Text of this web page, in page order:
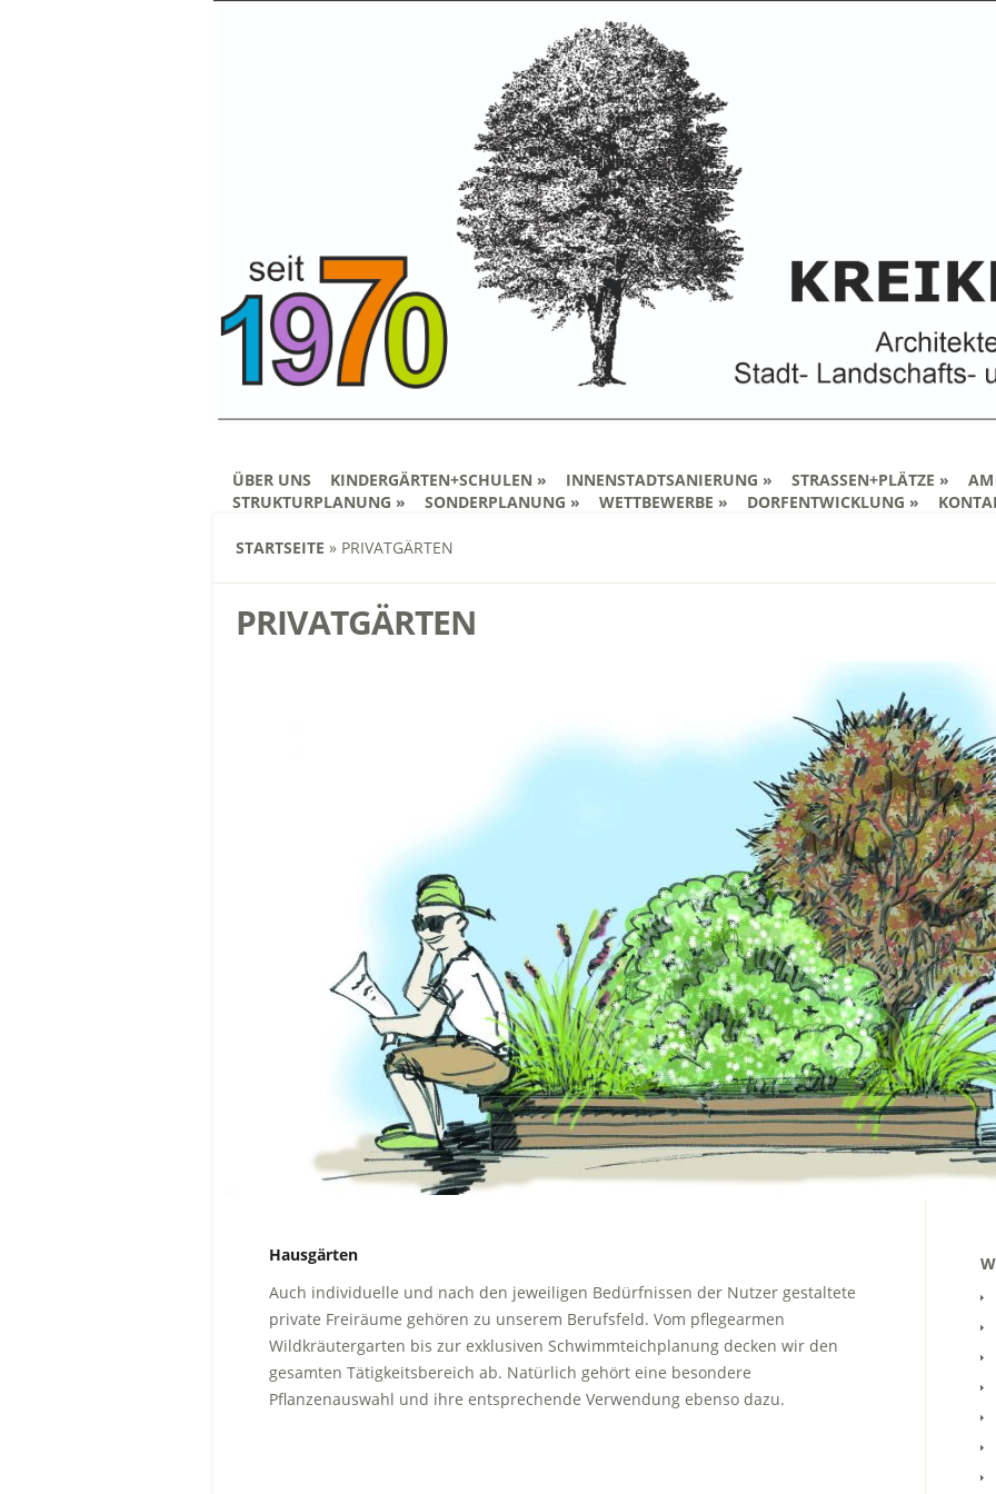
ÜBER UNS KINDERGÄRTEN+SCHULEN INNENSTADTSANIERUNG STRASSEN+PLÄTZE
AM
STRUKTURPLANUNG
SONDERPLANUNG WETTBEWERBE DORFENTWICKLUNG
STARTSEITE » PRIVATGÄRTEN
PRIVATGÄRTEN
Hausgärten
Auch individuelle und nach den jeweiligen Bedürfnissen der Nutzer gestaltete
private Freiräume gehören zu unserem Berufsfeld. Vom pflegearmen
Wildkräutergarten bis zur exklusiven Schwimmteichplanung decken wir den
gesamten Tätigkeitsbereich ab. Natürlich gehört eine besondere
Pflanzenauswahl und ihre entsprechende Verwendung ebenso dazu.